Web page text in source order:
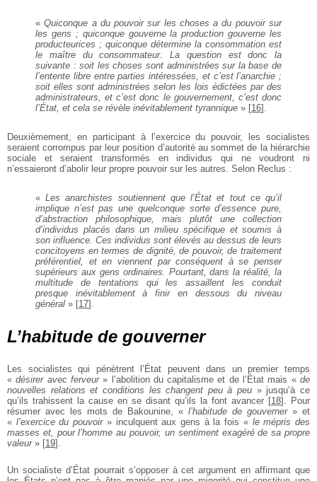
«Quiconque a du pouvoir sur les choses a du pouvoir sur
les gens ; quiconque gouverne la production gouverne les
producteurices ; quiconque détermine la consommation est
le maître du consommateur. La question est donc la
suivante : soit les choses sont administrées sur la base de
l’entente libre entre parties intéressées, et c’est l’anarchie ;
soit elles sont administrées selon les lois édictées par des
administrateurs, et c’est donc le gouvernement, c’est donc
l’État, et cela se révèle inévitablement tyrannique » [16]
Deuxièmement, en participant à l’exercice du pouvoir, les socialistes
seraient corrompus par leur position d’autorité au sommet de la hiérarchie
sociale et seraient transformés en individus qui ne voudront ni
n’essaieront d’abolir leur propre pouvoir sur les autres. Selon Reclus :
«Les anarchistes soutiennent que l’État et tout ce qu’il
implique n’est pas une quelconque sorte d’essence pure,
d’abstraction philosophique, mais plutôt une collection
d’individus placés dans un milieu spécifique et soumis à
son influence. Ces individus sont élevés au dessus de leurs
concitoyens en termes de dignité, de pouvoir, de traitement
préférentiel, et en viennent par conséquent à se penser
supérieurs aux gens ordinaires. Pourtant, dans la réalité, la
multitude de tentations qui les assaillent les conduit
presque inévitablement à finir en dessous du niveau
général » [17]
L’habitude de gouverner
Les socialistes qui pénètrent l’État peuvent dans un premier temps
«désirer avec ferveur» l’abolition du capitalisme et de l’État mais «de
nouvelles relations et conditions les changent peu à peu » jusqu’à ce
qu’ils trahissent la cause en se disant qu’ils la font avancer [18] . Pour
résumer avec les mots de Bakounine, « l’habitude de gouverner» et
« l’exercice du pouvoir» inculquent aux gens à la fois « le mépris des
masses et, pour l’homme au pouvoir, un sentiment exagéré de sa propre
valeur» [19] .
Un socialiste d’État pourrait s’opposer à cet argument en affirmant que